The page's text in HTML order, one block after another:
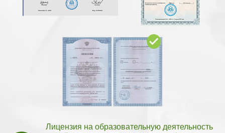
Лицензия на образовательную деятельность